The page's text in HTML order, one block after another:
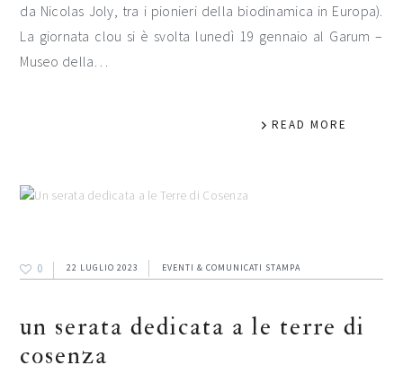
da Nicolas Joly, tra i pionieri della biodinamica in Europa).
La giornata clou si è svolta lunedì 19 gennaio al Garum –
Museo della…
READ MORE
0 22 LUGLIO 2023 EVENTI & COMUNICATI STAMPA
un serata dedicata a le terre di
cosenza